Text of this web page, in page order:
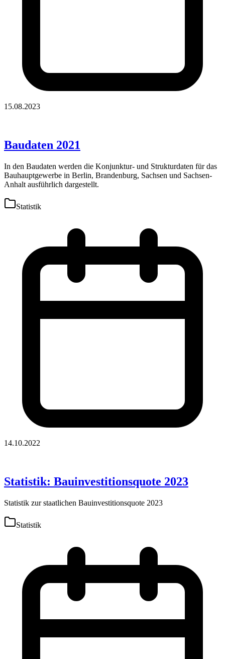
15.08.2023
Baudaten 2021
In den Baudaten werden die Konjunktur- und Strukturdaten für das
Bauhauptgewerbe in Berlin, Brandenburg, Sachsen und Sachsen-
Anhalt ausführlich dargestellt.
Statistik
14.10.2022
Statistik: Bauinvestitionsquote 2023
Statistik zur staatlichen Bauinvestitionsquote 2023
Statistik